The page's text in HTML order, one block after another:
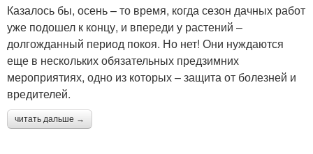
Казалось бы, осень – то время, когда сезон дачных работ
уже подошел к концу, и впереди у растений –
долгожданный период покоя. Но нет! Они нуждаются
еще в нескольких обязательных предзимних
мероприятиях, одно из которых – защита от болезней и
вредителей.
читать дальше →